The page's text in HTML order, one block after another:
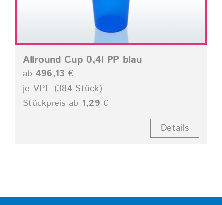
Allround Cup 0,4l PP blau
ab 496,13 €
je VPE (384 Stück)
Stückpreis ab 1,29 €
Details